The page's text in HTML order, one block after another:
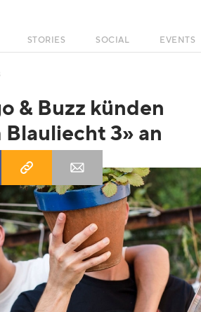
STORIES SOCIAL EVENTS
& Buzz künden
Blauliecht 3» an